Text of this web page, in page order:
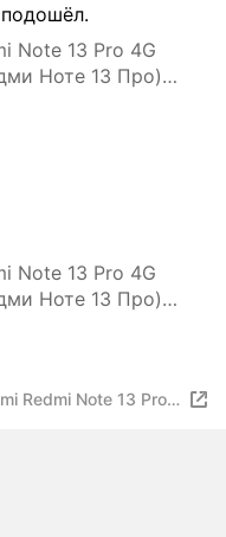
Note 13 Pro 4G
Ноте 13 Про)
Note 13 Pro 4G
Ноте 13 Про)
Redmi Note 13 Pro